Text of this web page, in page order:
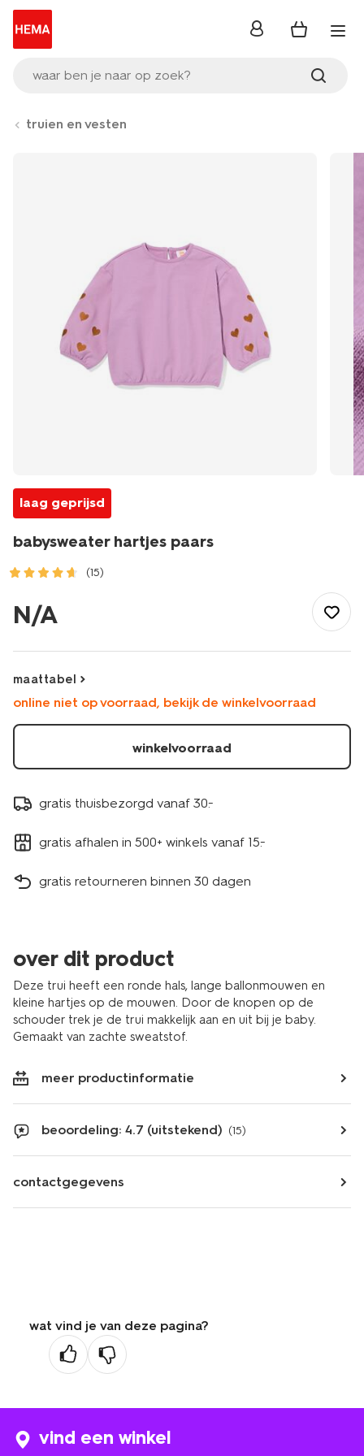
waar ben je naar op zoek?
inloggen
truien en vesten
laag geprijsd
babysweater hartjes paars
(15)
truien-
vesten/babysweater-
paars-
33047970PURPLE.html
N/A
maattabel
online niet op voorraad, bekijk de winkelvoorraad
winkelvoorraad
gratis thuisbezorgd vanaf 30.-
gratis afhalen in 500+ winkels vanaf 15.-
gratis retourneren binnen 30 dagen
over dit product
Deze trui heeft een ronde hals, lange ballonmouwen en
kleine hartjes op de mouwen. Door de knopen op de
schouder trek je de trui makkelijk aan en uit bij je baby.
Gemaakt van zachte sweatstof.
meer productinformatie
beoordeling: 4.7 (uitstekend) (15)
contactgegevens
wat vind je van deze pagina?
vind een winkel